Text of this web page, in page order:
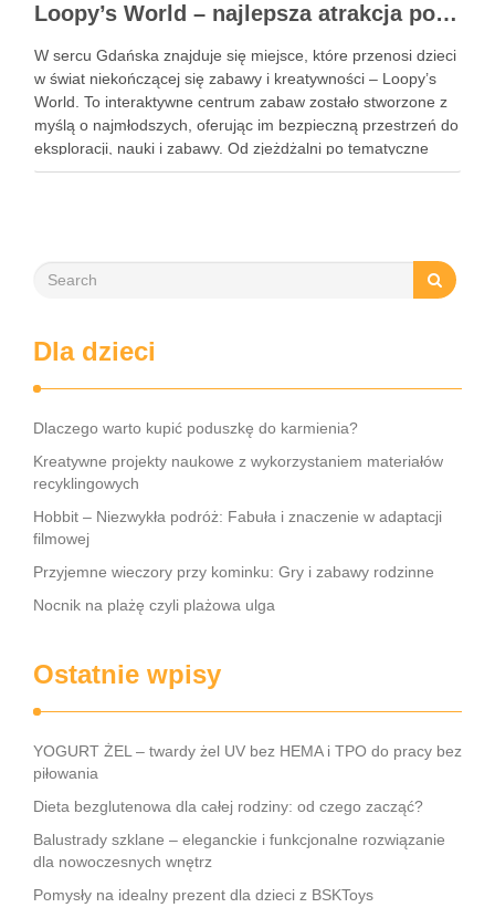
Loopy’s World – najlepsza atrakcja pod dachem dla dzieci w Gdańsku
W sercu Gdańska znajduje się miejsce, które przenosi dzieci
w świat niekończącej się zabawy i kreatywności – Loopy’s
World. To interaktywne centrum zabaw zostało stworzone z
myślą o najmłodszych, oferując im bezpieczną przestrzeń do
eksploracji, nauki i zabawy. Od zjeżdżalni po tematyczne
strefy, Loopy’s World zaspokaja różnorodne potrzeby dzieci,
Dla dzieci
Dlaczego warto kupić poduszkę do karmienia?
Kreatywne projekty naukowe z wykorzystaniem materiałów
recyklingowych
Hobbit – Niezwykła podróż: Fabuła i znaczenie w adaptacji
filmowej
Przyjemne wieczory przy kominku: Gry i zabawy rodzinne
Nocnik na plażę czyli plażowa ulga
Ostatnie wpisy
YOGURT ŻEL – twardy żel UV bez HEMA i TPO do pracy bez
piłowania
Dieta bezglutenowa dla całej rodziny: od czego zacząć?
Balustrady szklane – eleganckie i funkcjonalne rozwiązanie
dla nowoczesnych wnętrz
Pomysły na idealny prezent dla dzieci z BSKToys